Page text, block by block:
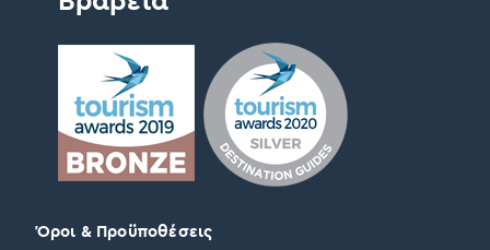
Όροι & Προϋποθέσεις